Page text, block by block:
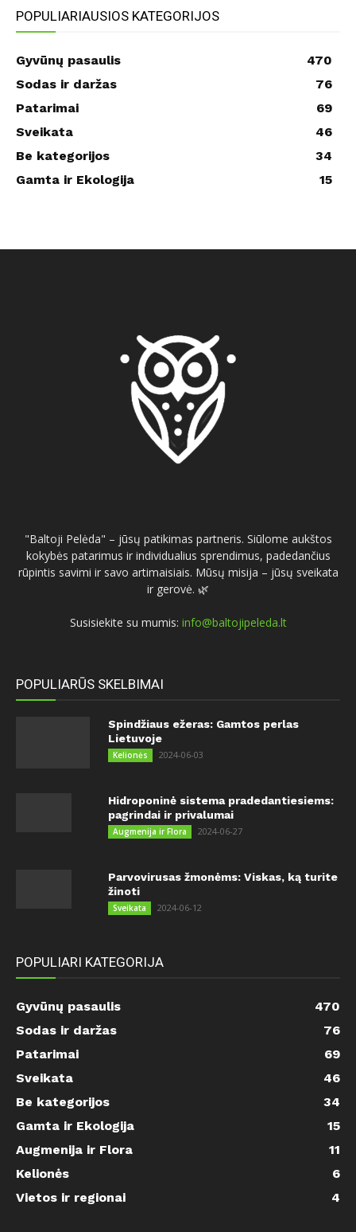
POPULIARIAUSIOS KATEGORIJOS
Gyvūnų pasaulis
470
Sodas ir daržas
76
Patarimai
69
Sveikata
46
Be kategorijos
34
Gamta ir Ekologija
15
"Baltoji Pelėda" – jūsų patikimas partneris. Siūlome aukštos
kokybės patarimus ir individualius sprendimus, padedančius
rūpintis savimi ir savo artimaisiais. Mūsų misija – jūsų sveikata
ir gerovė. 🌿
Susisiekite su mumis: info@baltojipeleda.lt
POPULIARŪS SKELBIMAI
Spindžiaus ežeras: Gamtos perlas
Lietuvoje
Kelionės 2024-06-03
Hidroponinė sistema pradedantiesiems:
pagrindai ir privalumai
Augmenija ir Flora 2024-06-27
Parvovirusas žmonėms: Viskas, ką turite
žinoti
Sveikata 2024-06-12
POPULIARI KATEGORIJA
Gyvūnų pasaulis
470
Sodas ir daržas
76
Patarimai
69
Sveikata
46
Be kategorijos
34
Gamta ir Ekologija
15
Augmenija ir Flora
11
Kelionės
6
Vietos ir regionai
4